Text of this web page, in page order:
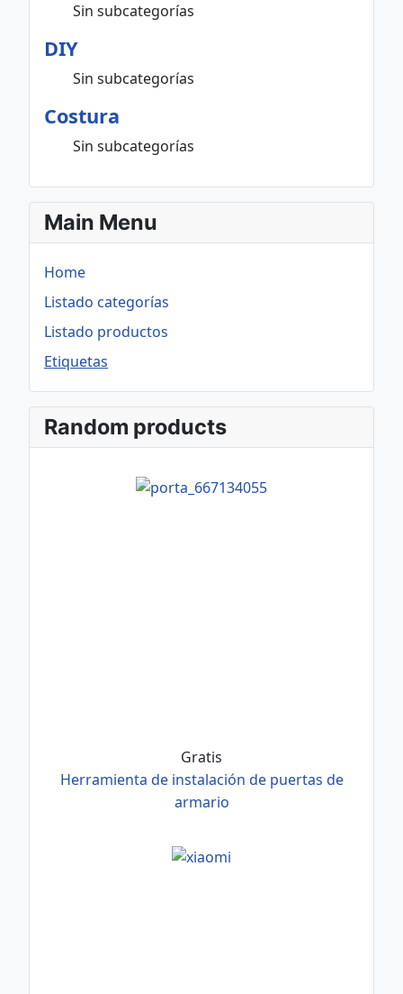
Sin subcategorías
DIY
Sin subcategorías
Costura
Sin subcategorías
Main Menu
Home
Listado categorías
Listado productos
Etiquetas
Random products
Gratis
Herramienta de instalación de puertas de
armario